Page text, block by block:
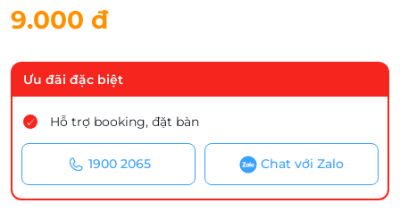
9.000 đ
Ưu đãi đặc biệt
Hỗ trợ booking, đặt bàn
1900 2065 Chat với Zalo